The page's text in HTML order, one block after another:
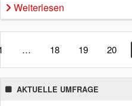
Weiterlesen
… 18 19 20
AKTUELLE UMFRAGE